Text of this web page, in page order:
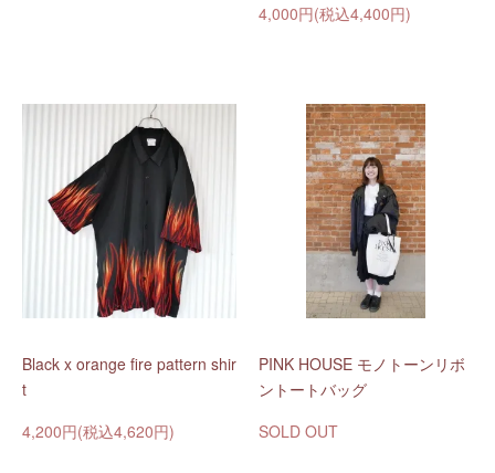
4,000円(税込4,400円)
Black x orange fire pattern shir
t
4,200円(税込4,620円)
PINK HOUSE モノトーンリボ
ントートバッグ
SOLD OUT